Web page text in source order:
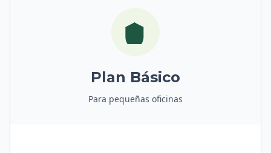
Plan Básico
Para pequeñas oficinas